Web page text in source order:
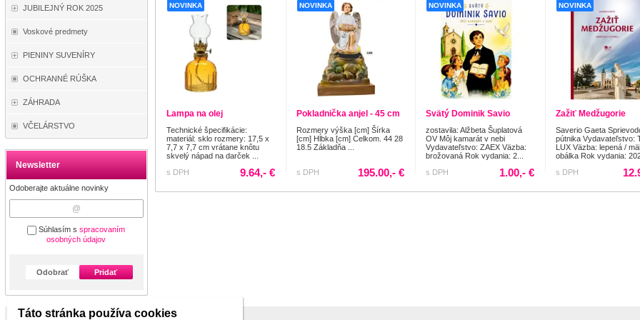
JUBILEJNÝ ROK 2025
Voskové predmety
PIENINY SUVENÍRY
OCHRANNÉ RÚŠKA
ZÁHRADA
VČELÁRSTVO
Newsletter
Odoberajte aktuálne novinky
Súhlasím sspracovaním
osobných údajov
Odobrať Pridať
NOVINKA
Lampa na olej
Technické špecifikácie:
materiál: sklo rozmery: 17,5 x
7,7 x 7,7 cm vrátane knôtu
skvelý nápad na darček ...
s DPH
9.64,- €
NOVINKA
Pokladnička anjel - 45 cm
Rozmery výška [cm] Šírka
[cm] Hĺbka [cm] Celkom. 44 28
18.5 Základňa ...
s DPH 195.00,- €
NOVINKA
Svätý Dominik Savio
zostavila: Alžbeta Šuplatová
OV Môj kamarát v nebi
Vydavateľstvo: ZAEX Väzba:
brožovaná Rok vydania: 2...
s DPH
1.00,- €
NOVINKA
Zažiť Medžugorie
Saverio Gaeta
pútnika Vydavateľstvo:
LUX Väzba: lepená /
obálka Rok vydania:
s DPH
Táto stránka používa cookies